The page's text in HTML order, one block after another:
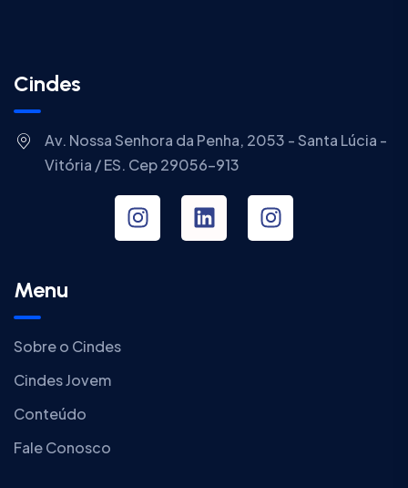
Cindes
Av. Nossa Senhora da Penha, 2053 - Santa Lúcia -
Vitória / ES. Cep 29056-913
Menu
Sobre o Cindes
Cindes Jovem
Conteúdo
Fale Conosco